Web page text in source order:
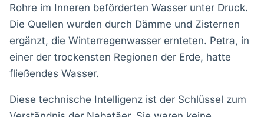
Rohre im Inneren beförderten Wasser unter Druck.
Die Quellen wurden durch Dämme und Zisternen
ergänzt, die Winterregenwasser ernteten. Petra, in
einer der trockensten Regionen der Erde, hatte
fließendes Wasser.
Diese technische Intelligenz ist der Schlüssel zum